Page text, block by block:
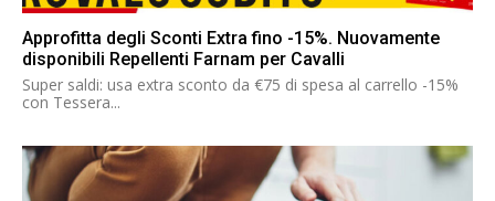
Approfitta degli Sconti Extra fino -15%. Nuovamente
disponibili Repellenti Farnam per Cavalli
Super saldi: usa extra sconto da €75 di spesa al carrello -15%
con Tessera...